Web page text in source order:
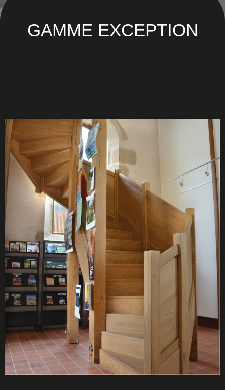
GAMME EXCEPTION